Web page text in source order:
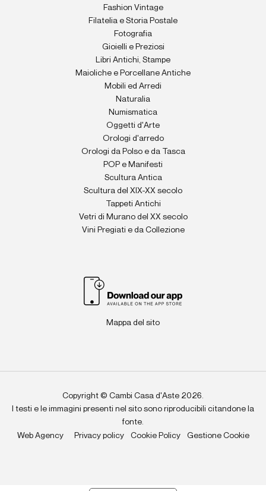
Fashion Vintage
Filatelia e Storia Postale
Fotografia
Gioielli e Preziosi
Libri Antichi, Stampe
Maioliche e Porcellane Antiche
Mobili ed Arredi
Naturalia
Numismatica
Oggetti d'Arte
Orologi d'arredo
Orologi da Polso e da Tasca
POP e Manifesti
Scultura Antica
Scultura del XIX-XX secolo
Tappeti Antichi
Vetri di Murano del XX secolo
Vini Pregiati e da Collezione
Mappa del sito
Copyright © Cambi Casa d'Aste 2026.
I testi e le immagini presenti nel sito sono riproducibili citandone la
fonte.
Web Agency
Privacy policy Cookie Policy Gestione Cookie